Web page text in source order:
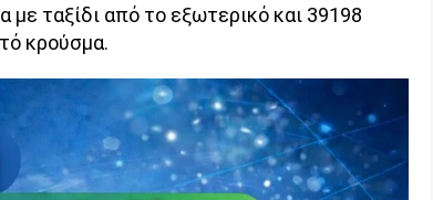
με ταξίδι από το εξωτερικό και 39198
κρούσμα.